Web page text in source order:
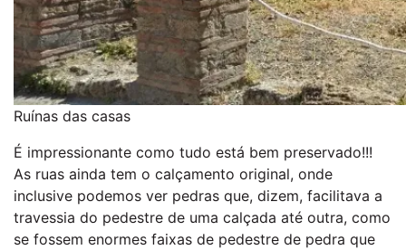
Ruínas das casas
É impressionante como tudo está bem preservado!!!
As ruas ainda tem o calçamento original, onde
inclusive podemos ver pedras que, dizem, facilitava a
travessia do pedestre de uma calçada até outra, como
se fossem enormes faixas de pedestre de pedra que